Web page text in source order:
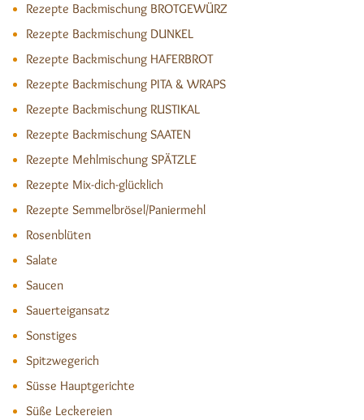
Rezepte Backmischung BROTGEWÜRZ
Rezepte Backmischung DUNKEL
Rezepte Backmischung HAFERBROT
Rezepte Backmischung PITA & WRAPS
Rezepte Backmischung RUSTIKAL
Rezepte Backmischung SAATEN
Rezepte Mehlmischung SPÄTZLE
Rezepte Mix-dich-glücklich
Rezepte Semmelbrösel/Paniermehl
Rosenblüten
Salate
Saucen
Sauerteigansatz
Sonstiges
Spitzwegerich
Süsse Hauptgerichte
Süße Leckereien